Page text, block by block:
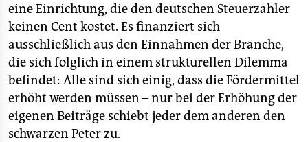
abo
genossenschaft
epaper login
eine Einrichtung, die den deutschen Steuerzahler
keinen Cent kostet. Es finanziert sich
ausschließlich aus den Einnahmen der Branche,
die sich folglich in einem strukturellen Dilemma
befindet: Alle sind sich einig, dass die Fördermittel
erhöht werden müssen – nur bei der Erhöhung der
eigenen Beiträge schiebt jeder dem anderen den
schwarzen Peter zu.